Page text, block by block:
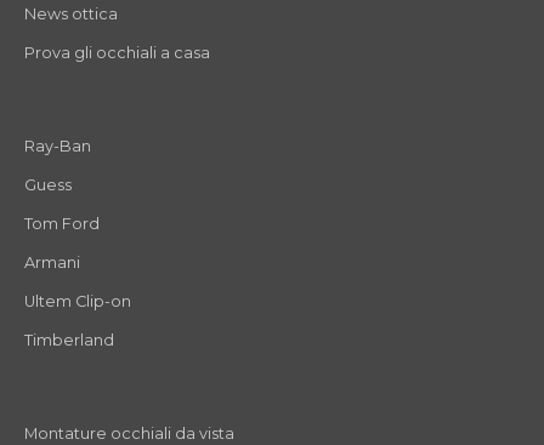
News ottica
Prova gli occhiali a casa
Ray-Ban
Guess
Tom Ford
Armani
Ultem Clip-on
Timberland
Montature occhiali da vista